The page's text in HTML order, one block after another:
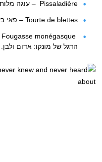
Pissaladière – עוגה מלוחה עם בצל ועגבניות
Tourte de blettes – פאי בשר
הדגל של מונקו: אדום ולבן.